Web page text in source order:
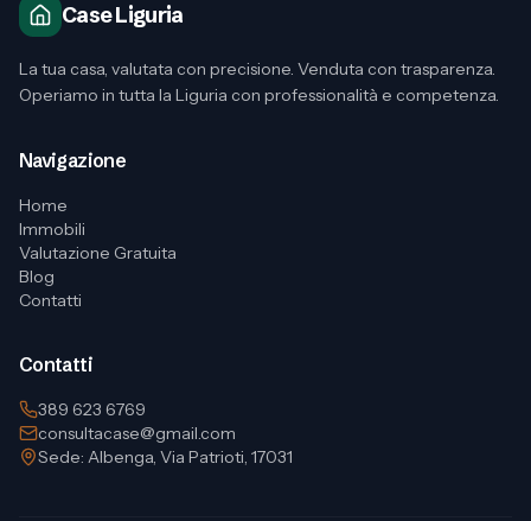
Case Liguria
La tua casa, valutata con precisione. Venduta con trasparenza.
Operiamo in tutta la Liguria con professionalità e competenza.
Navigazione
Home
Immobili
Valutazione Gratuita
Blog
Contatti
Contatti
389 623 6769
consultacase@gmail.com
Sede: Albenga, Via Patrioti, 17031